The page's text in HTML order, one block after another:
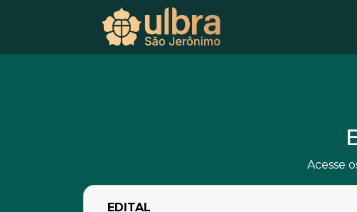
Acesse
EDITAL